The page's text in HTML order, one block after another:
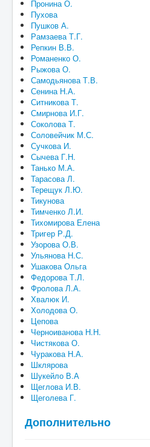
Пронина О.
Пухова
Пушков А.
Рамзаева Т.Г.
Репкин В.В.
Романенко О.
Рыжова О.
Самодьянова Т.В.
Сенина Н.А.
Ситникова Т.
Смирнова И.Г.
Соколова Т.
Соловейчик М.С.
Сучкова И.
Сычева Г.Н.
Танько М.А.
Тарасова Л.
Терещук Л.Ю.
Тикунова
Тимченко Л.И.
Тихомирова Елена
Тригер Р.Д.
Узорова О.В.
Ульянова Н.С.
Ушакова Ольга
Федорова Т.Л.
Фролова Л.А.
Хвалюк И.
Холодова О.
Цепова
Черноиванова Н.Н.
Чистякова О.
Чуракова Н.А.
Шклярова
Шукейло В.А
Щеглова И.В.
Щеголева Г.
Дополнительно